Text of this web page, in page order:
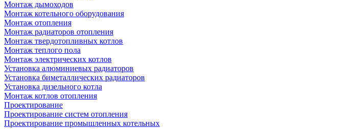
Монтаж дымоходов
Монтаж котельного оборудования
Монтаж отопления
Монтаж радиаторов отопления
Монтаж твердотопливных котлов
Монтаж теплого пола
Монтаж электрических котлов
Установка алюминиевых радиаторов
Установка биметаллических радиаторов
Установка дизельного котла
Монтаж котлов отопления
Проектирование
Проектирование систем отопления
Проектирование промышленных котельных